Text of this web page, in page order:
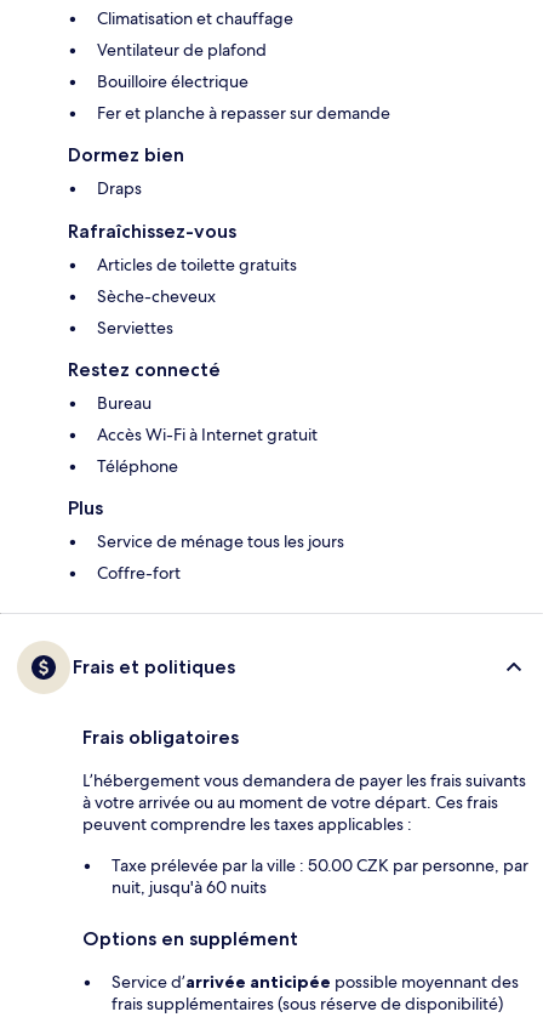
Climatisation et chauffage
Ventilateur de plafond
Bouilloire électrique
Fer et planche à repasser sur demande
Dormez bien
Draps
Rafraîchissez-vous
Articles de toilette gratuits
Sèche-cheveux
Serviettes
Restez connecté
Bureau
Accès Wi-Fi à Internet gratuit
Téléphone
Plus
Service de ménage tous les jours
Coffre-fort
Frais et politiques
Frais obligatoires
L’hébergement vous demandera de payer les frais suivants
à votre arrivée ou au moment de votre départ. Ces frais
peuvent comprendre les taxes applicables :
Taxe prélevée par la ville : 50.00 CZK par personne, par
nuit, jusqu'à 60 nuits
Options en supplément
Service d’arrivée anticipée possible moyennant des
frais supplémentaires (sous réserve de disponibilité)